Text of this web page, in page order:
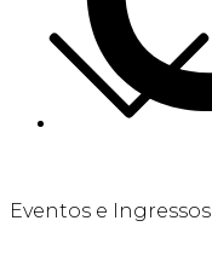
Eventos e Ingressos